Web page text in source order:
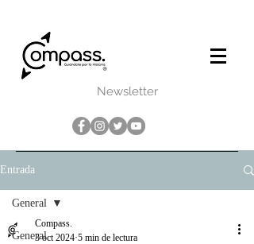
Newsletter
Entrada
General
General
Compass.
3 oct 2024 5 min de lectura